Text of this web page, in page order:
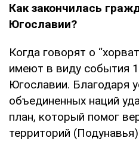
Как закончилась
Югославии?
Когда говорят о
имеют в виду события
Югославии. Благодаря
объединенных наций
план, который помог
территорий